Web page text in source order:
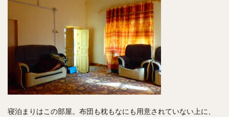
寝泊まりはこの部屋。布団も枕もなにも用意されていない上に、